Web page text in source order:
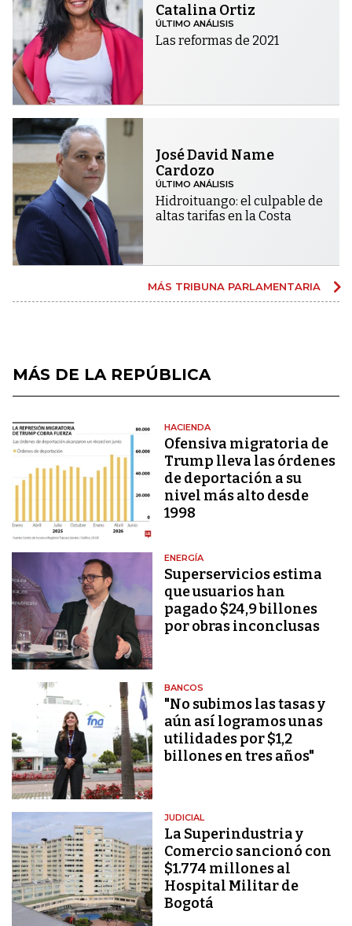
Catalina Ortiz
ÚLTIMO ANÁLISIS
Las reformas de 2021
José David Name
Cardozo
ÚLTIMO ANÁLISIS
Hidroituango: el culpable de
altas tarifas en la Costa
MÁS TRIBUNA PARLAMENTARIA
MÁS DE LA REPÚBLICA
HACIENDA
Ofensiva migratoria de
Trump lleva las órdenes
de deportación a su
nivel más alto desde
1998
ENERGÍA
Superservicios estima
que usuarios han
pagado $24,9 billones
por obras inconclusas
BANCOS
"No subimos las tasas y
aún así logramos unas
utilidades por $1,2
billones en tres años"
JUDICIAL
La Superindustria y
Comercio sancionó con
$1.774 millones al
Hospital Militar de
Bogotá